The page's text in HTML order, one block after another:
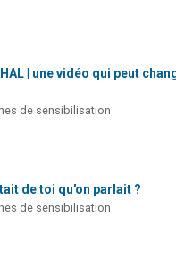
| une vidéo qui peut
de sensibilisation
de toi qu'on parlait ?
de sensibilisation